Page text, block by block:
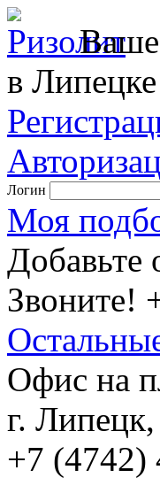
Ваше
в Липецке
Логин
Моя
Добавьте
Звоните!
Офис на
г.
+7 (4742)